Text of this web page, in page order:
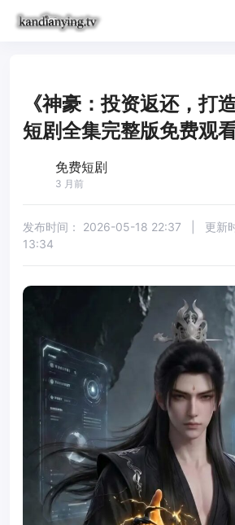
《神豪：投资返还，打
短剧全集完整版免费观
免费短剧
3 月前
发布时间： 2026-05-18 22:37 更新
13:34